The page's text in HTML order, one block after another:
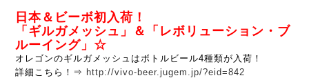
日本＆ビーボ初入荷！
「ギルガメッシュ」＆「レボリューション・ブ
ルーイング」☆
オレゴンのギルガメッシュはボトルビール4種類が入荷！
詳細こちら！⇒ http://vivo-beer.jugem.jp/?eid=842